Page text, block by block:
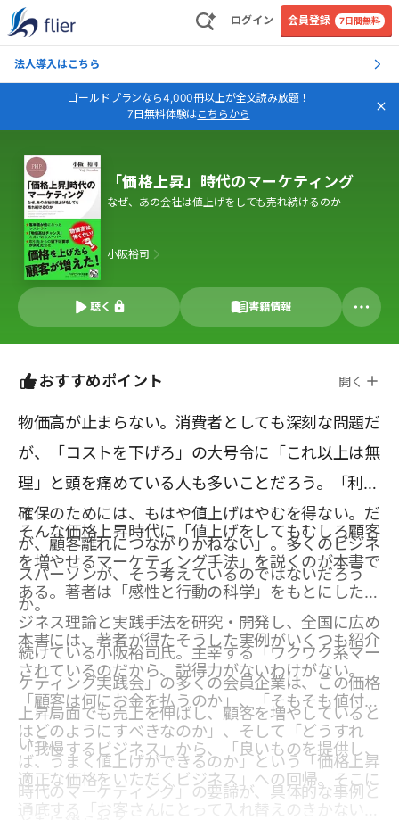
ログイン 会員登録 7日間無料
法人導入はこちら
ゴールドプランなら4,000冊以上が全文読み放題！
7日無料体験はこちらから
「価格上昇」時代のマーケティング
なぜ、あの会社は値上げをしても売れ続けるのか
小阪裕司
聴く 書籍情報
おすすめポイント 開く
物価高が止まらない。消費者としても深刻な問題だ
が、「コストを下げろ」の大号令に「これ以上は無
理」と頭を痛めている人も多いことだろう。「利益
確保のためには、もはや値上げはやむを得ない。だ
が、顧客離れにつながりかねない」。多くのビジネ
スパーソンが、そう考えているのではないだろう
か。
そんな価格上昇時代に「値上げをしてもむしろ顧客
を増やせるマーケティング手法」を説くのが本書で
ある。著者は「感性と行動の科学」をもとにしたビ
ジネス理論と実践手法を研究・開発し、全国に広め
続けている小阪裕司氏。主宰する「ワクワク系マー
ケティング実践会」の多くの会員企業は、この価格
上昇局面でも売上を伸ばし、顧客を増やしていると
いう。
本書には、著者が得たそうした実例がいくつも紹介
されているのだから、説得力がないわけがない。
「顧客は何にお金を払うのか」、「そもそも値付け
はどのようにすべきなのか」、そして「どうすれ
ば、うまく値上げができるのか」という「価格上昇
時代のマーケティング」の要諦が、具体的な事例と
「我慢するビジネス」から、「良いものを提供し、
適正な価格をいただくビジネス」への回帰。そこに
通底する「お客さんにとって入れ替えのきかない、